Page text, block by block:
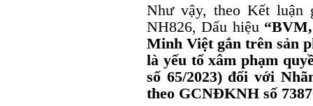
Như vậy, theo Kết luận
NH826, Dấu hiệu
Minh Việt gắn trên sản
là yếu tố xâm phạm
số 65/2023) đối với
theo GCNĐKNH số